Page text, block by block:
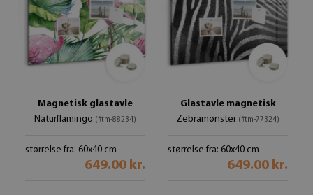
Magnetisk glastavle
Naturflamingo (#tm-88234)
størrelse fra: 60x40 cm
649.00 kr.
Glastavle magnetisk
Zebramønster (#tm-77324)
størrelse fra: 60x40 cm
649.00 kr.